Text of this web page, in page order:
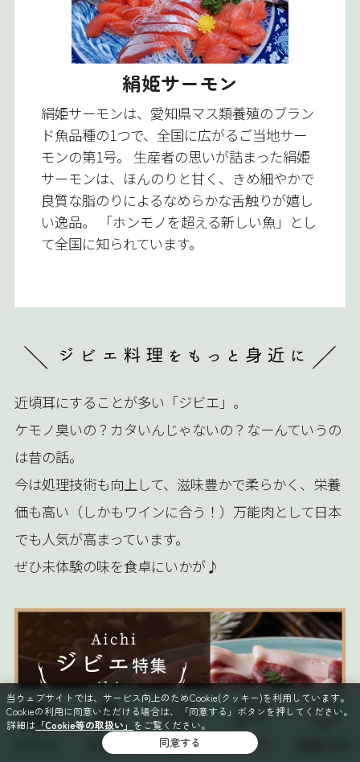
絹姫サーモン
絹姫サーモンは、愛知県マス類養殖のブラン
ド魚品種の1つで、全国に広がるご当地サー
モンの第1号。 生産者の思いが詰まった絹姫
サーモンは、ほんのりと甘く、きめ細やかで
良質な脂のりによるなめらかな舌触りが嬉し
い逸品。 「ホンモノを超える新しい魚」とし
て全国に知られています。
近頃耳にすることが多い「ジビエ」。
ケモノ臭いの？カタいんじゃないの？なーんていうの
は昔の話。
今は処理技術も向上して、滋味豊かで柔らかく、栄養
価も高い（しかもワインに合う！）万能肉として日本
でも人気が高まっています。
ぜひ未体験の味を食卓にいかが♪
スポット 特集 コース
当ウェブサイトでは、サービス向上のためCookie(クッキー)を利用しています。
Cookieの利用に同意いただける場合は、「同意する」ボタンを押してください。
詳細は 「Cookie等の取扱い」 をご覧ください。
同意する